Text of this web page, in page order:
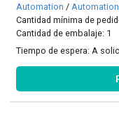
Automation / Automation
Cantidad mínima de
Cantidad de embalaje: 1
Tiempo de espera:A